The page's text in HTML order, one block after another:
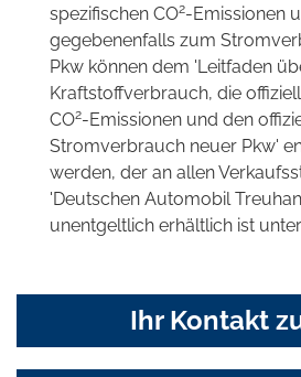
spezifischen CO2-Emissionen
gegebenenfalls zum
Pkw können dem 'Leitfaden
Kraftstoffverbrauch, die
CO2-Emissionen und den
Stromverbrauch neuer Pkw'
werden, der an allen
'Deutschen Automobil
unentgeltlich erhältlich ist
Ihr Kontakt